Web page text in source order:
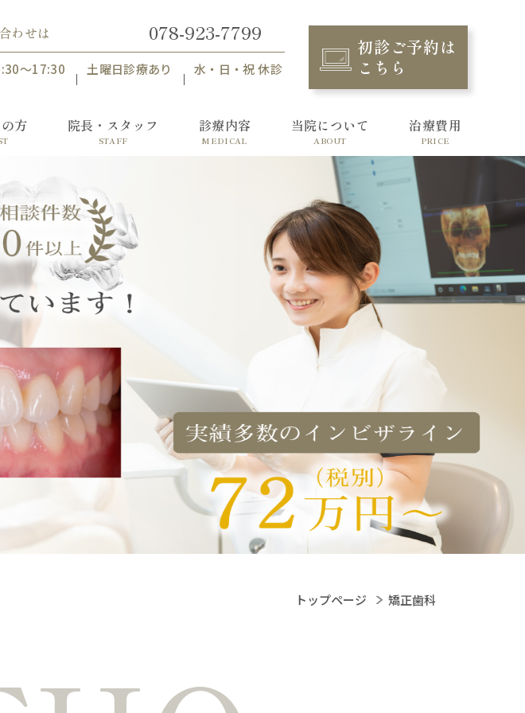
わせは 078-923-7799
〜17:30
土曜日診療あり 水・日・祝 休診
初診ご予約は
こちら
方 院長・スタッフ
STAFF
診療内容
MEDICAL
当院について
ABOUT
治療費用
PRICE
トップページ 矯正歯科